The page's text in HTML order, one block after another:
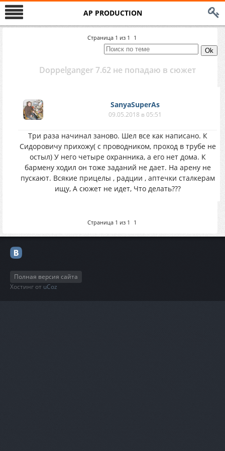
AP PRODUCTION
Страница 1 из 1 1
Doppelganger 7.62 не попадаю в сюжет
SanyaSuperAs
09.05.2018 в 05:51
Три раза начинал заново. Шел все как написано. К
Сидоровичу прихожу( с проводником, проход в трубе не
остыл) У него четыре охранника, а его нет дома. К
бармену ходил он тоже заданий не дает. На арену не
пускают. Всякие прицелы , радции , аптечки сталкерам
ищу, А сюжет не идет, Что делать???
Страница 1 из 1 1
Полная версия сайта
Хостинг от uCoz